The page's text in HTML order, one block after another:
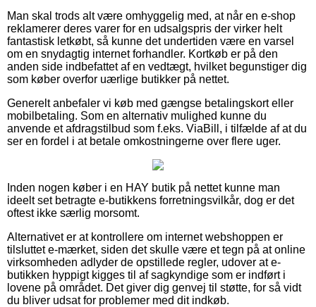
Man skal trods alt være omhyggelig med, at når en e-shop
reklamerer deres varer for en udsalgspris der virker helt
fantastisk letkøbt, så kunne det undertiden være en varsel
om en snydagtig internet forhandler. Kortkøb er på den
anden side indbefattet af en vedtægt, hvilket begunstiger dig
som køber overfor uærlige butikker på nettet.
Generelt anbefaler vi køb med gængse betalingskort eller
mobilbetaling. Som en alternativ mulighed kunne du
anvende et afdragstilbud som f.eks. ViaBill, i tilfælde af at du
ser en fordel i at betale omkostningerne over flere uger.
Inden nogen køber i en HAY butik på nettet kunne man
ideelt set betragte e-butikkens forretningsvilkår, dog er det
oftest ikke særlig morsomt.
Alternativet er at kontrollere om internet webshoppen er
tilsluttet e-mærket, siden det skulle være et tegn på at online
virksomheden adlyder de opstillede regler, udover at e-
butikken hyppigt kigges til af sagkyndige som er indført i
lovene på området. Det giver dig genvej til støtte, for så vidt
du bliver udsat for problemer med dit indkøb.